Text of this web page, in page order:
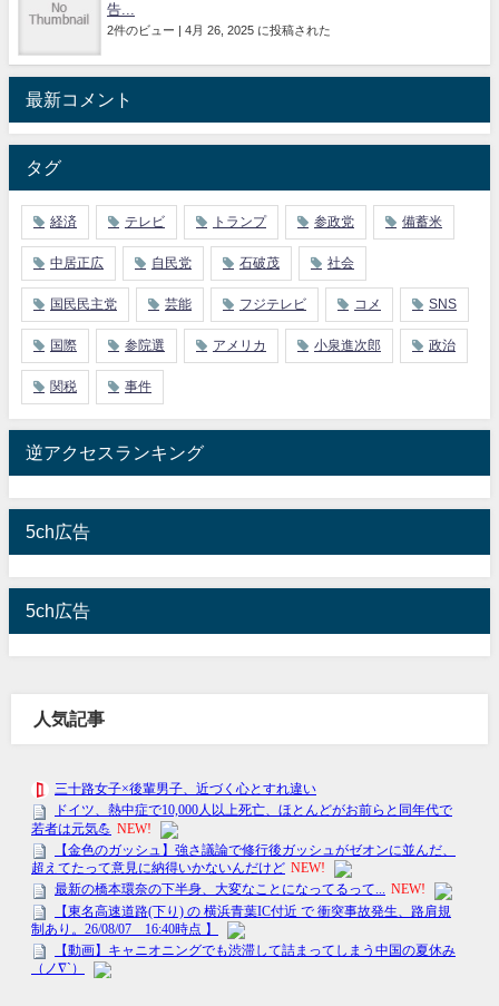
告...
2件のビュー | 4月 26, 2025 に投稿された
最新コメント
タグ
経済 テレビ トランプ 参政党 備蓄米
中居正広 自民党 石破茂 社会
国民民主党 芸能 フジテレビ コメ SNS
国際 参院選 アメリカ 小泉進次郎 政治
関税 事件
逆アクセスランキング
5ch広告
5ch広告
人気記事